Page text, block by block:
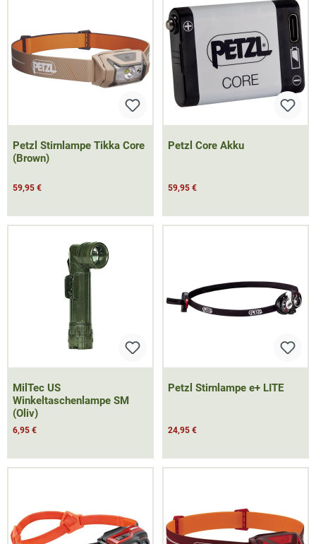
Petzl Stirnlampe Tikka Core
(Brown)
59,95 €
Petzl Core Akku
59,95 €
MilTec US
Winkeltaschenlampe SM
(Oliv)
6,95 €
Petzl Stirnlampe e+ LITE
24,95 €